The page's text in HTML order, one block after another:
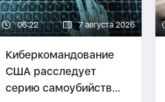
06:22 7 августа 2026
Киберкомандование
США расследует
серию самоубийств